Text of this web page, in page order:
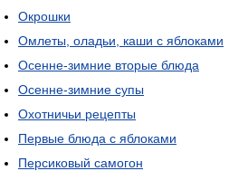
Окрошки
Омлеты, оладьи, каши с яблоками
Осенне-зимние вторые блюда
Осенне-зимние супы
Охотничьи рецепты
Первые блюда с яблоками
Персиковый самогон